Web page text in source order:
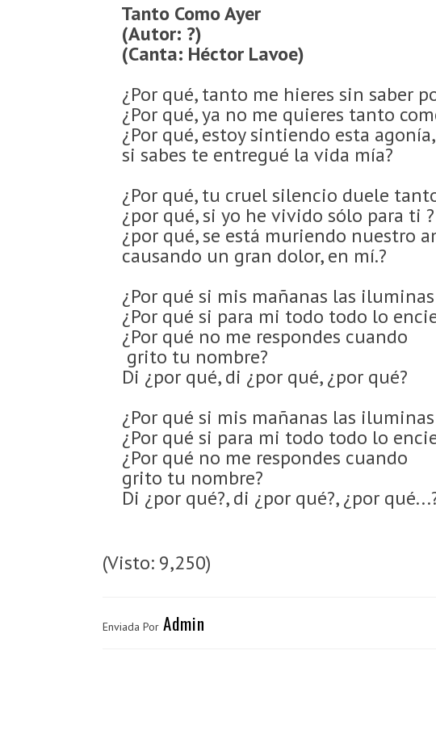
Tanto Como Ayer
(Autor: ?)
(Canta: Héctor Lavoe)
¿Por qué, tanto me hieres sin saber
¿Por qué, ya no me quieres tanto
¿Por qué, estoy sintiendo esta agonía,
si sabes te entregué la vida mía?
¿Por qué, tu cruel silencio duele
¿por qué, si yo he vivido sólo para ti ?
¿por qué, se está muriendo nuestro
causando un gran dolor, en mí.?
¿Por qué si mis mañanas las
¿Por qué si para mi todo todo lo
¿Por qué no me respondes cuando
grito tu nombre?
Di ¿por qué, di ¿por qué, ¿por qué?
¿Por qué si mis mañanas las
¿Por qué si para mi todo todo lo
¿Por qué no me respondes cuando
grito tu nombre?
Di ¿por qué?, di ¿por qué?, ¿por
(Visto: 9,250)
Enviada Por Admin